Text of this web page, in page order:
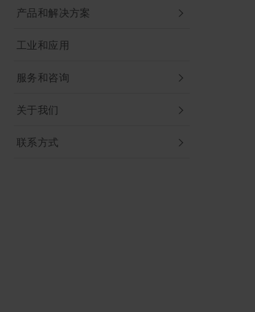
产品和解决方案
工业和应用
服务和咨询
关于我们
联系方式